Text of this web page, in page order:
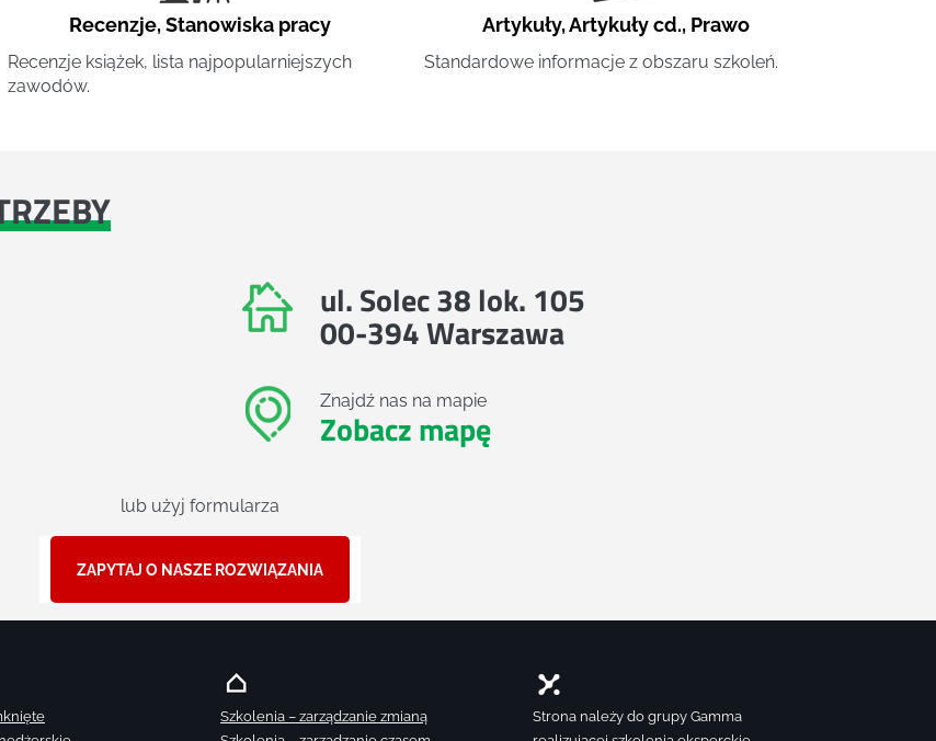
Recenzje,Stanowiska pracy
Recenzje książek, lista najpopularniejszych
zawodów.
Artykuły,Artykuły cd., Prawo
Standardowe informacje z obszaru szkoleń.
ul. Solec 38 lok. 105
00-394 Warszawa
Znajdź nas na mapie
Zobacz mapę
lub użyj formularza
ZAPYTAJ O NASZE ROZWIĄZANIA
Szkolenia – zarządzanie zmianą
Strona należy do grupy Gamma